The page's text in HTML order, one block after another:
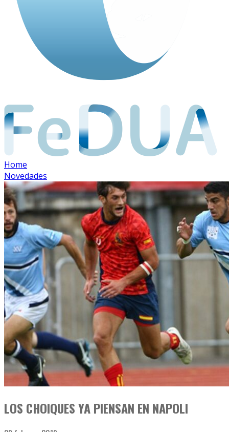
Home
Novedades
LOS CHOIQUES YA PIENSAN EN NAPOLI